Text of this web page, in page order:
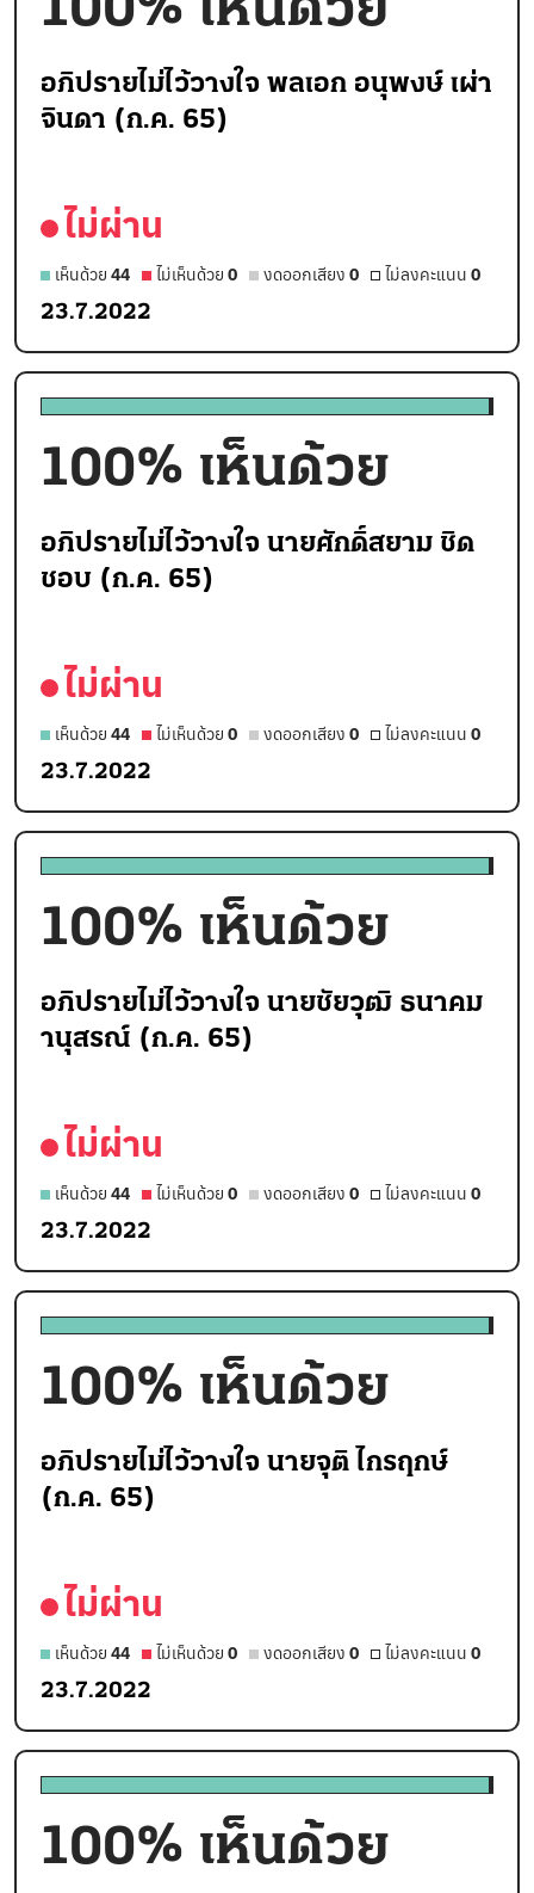
อภิปรายไม่ไว้วางใจ พลเอก อนุพงษ์ เผ่า
จินดา (ก.ค. 65)
ไม่ผ่าน
เห็นด้วย 44 ไม่เห็นด้วย 0 งดออกเสียง 0 ไม่ลงคะแนน 0
23.7.2022
100% เห็นด้วย
อภิปรายไม่ไว้วางใจ นายศักดิ์สยาม ชิด
ชอบ (ก.ค. 65)
ไม่ผ่าน
เห็นด้วย 44 ไม่เห็นด้วย 0 งดออกเสียง 0 ไม่ลงคะแนน 0
23.7.2022
100% เห็นด้วย
อภิปรายไม่ไว้วางใจ นายชัยวุฒิ ธนาคม
านุสรณ์ (ก.ค. 65)
ไม่ผ่าน
เห็นด้วย 44 ไม่เห็นด้วย 0 งดออกเสียง 0 ไม่ลงคะแนน 0
23.7.2022
100% เห็นด้วย
อภิปรายไม่ไว้วางใจ นายจุติ ไกรฤกษ์
(ก.ค. 65)
ไม่ผ่าน
เห็นด้วย 44 ไม่เห็นด้วย 0 งดออกเสียง 0 ไม่ลงคะแนน 0
23.7.2022
100% เห็นด้วย